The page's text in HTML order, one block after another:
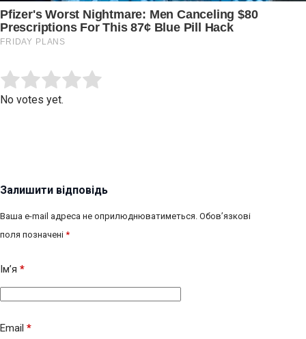
Rate this item:
No votes yet.
Залишити відповідь
Ваша e-mail адреса не оприлюднюватиметься. Обов’язкові
поля позначені *
Ім’я *
Email *